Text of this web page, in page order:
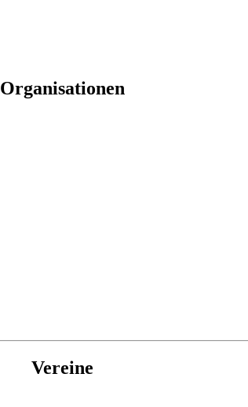
Organisationen
Vereine